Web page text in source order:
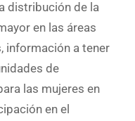
distribución de la
en las áreas
información a tener
de
las mujeres en
en el